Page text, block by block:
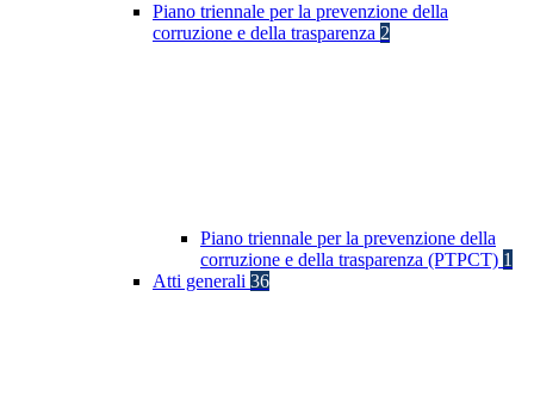
Piano triennale per la prevenzione della
corruzione e della trasparenza 2
Piano triennale per la prevenzione della
corruzione e della trasparenza (PTPCT) 1
Atti generali 36